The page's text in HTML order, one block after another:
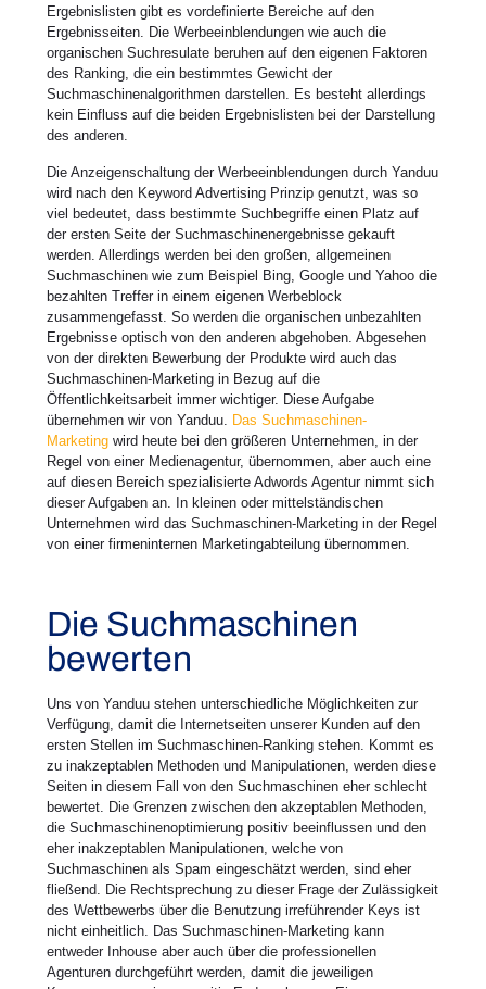
Ergebnislisten gibt es vordefinierte Bereiche auf den
Ergebnisseiten. Die Werbeeinblendungen wie auch die
organischen Suchresulate beruhen auf den eigenen Faktoren
des Ranking, die ein bestimmtes Gewicht der
Suchmaschinenalgorithmen darstellen. Es besteht allerdings
kein Einfluss auf die beiden Ergebnislisten bei der Darstellung
des anderen.
Die Anzeigenschaltung der Werbeeinblendungen durch Yanduu
wird nach den Keyword Advertising Prinzip genutzt, was so
viel bedeutet, dass bestimmte Suchbegriffe einen Platz auf
der ersten Seite der Suchmaschinenergebnisse gekauft
werden. Allerdings werden bei den großen, allgemeinen
Suchmaschinen wie zum Beispiel Bing, Google und Yahoo die
bezahlten Treffer in einem eigenen Werbeblock
zusammengefasst. So werden die organischen unbezahlten
Ergebnisse optisch von den anderen abgehoben. Abgesehen
von der direkten Bewerbung der Produkte wird auch das
Suchmaschinen-Marketing in Bezug auf die
Öffentlichkeitsarbeit immer wichtiger. Diese Aufgabe
übernehmen wir von Yanduu. Das Suchmaschinen-
Marketing wird heute bei den größeren Unternehmen, in der
Regel von einer Medienagentur, übernommen, aber auch eine
auf diesen Bereich spezialisierte Adwords Agentur nimmt sich
dieser Aufgaben an. In kleinen oder mittelständischen
Unternehmen wird das Suchmaschinen-Marketing in der Regel
von einer firmeninternen Marketingabteilung übernommen.
Die Suchmaschinen
bewerten
Uns von Yanduu stehen unterschiedliche Möglichkeiten zur
Verfügung, damit die Internetseiten unserer Kunden auf den
ersten Stellen im Suchmaschinen-Ranking stehen. Kommt es
zu inakzeptablen Methoden und Manipulationen, werden diese
Seiten in diesem Fall von den Suchmaschinen eher schlecht
bewertet. Die Grenzen zwischen den akzeptablen Methoden,
die Suchmaschinenoptimierung positiv beeinflussen und den
eher inakzeptablen Manipulationen, welche von
Suchmaschinen als Spam eingeschätzt werden, sind eher
fließend. Die Rechtsprechung zu dieser Frage der Zulässigkeit
des Wettbewerbs über die Benutzung irreführender Keys ist
nicht einheitlich. Das Suchmaschinen-Marketing kann
entweder Inhouse aber auch über die professionellen
Agenturen durchgeführt werden, damit die jeweiligen